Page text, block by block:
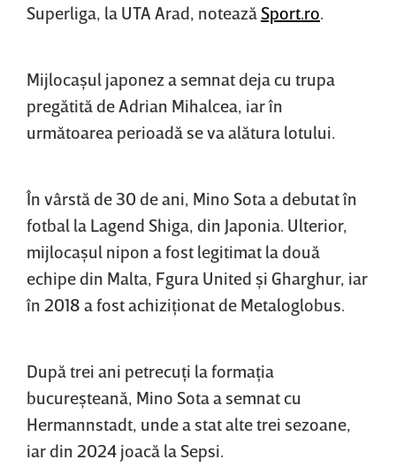
Superliga, la UTA Arad, notează Sport.ro
Mijlocaşul japonez a semnat deja cu trupa
pregătită de Adrian Mihalcea, iar în
următoarea perioadă se va alătura lotului.
În vârstă de 30 de ani, Mino Sota a debutat în
fotbal la Lagend Shiga, din Japonia. Ulterior,
mijlocaşul nipon a fost legitimat la două
echipe din Malta, Fgura United şi Gharghur, iar
în 2018 a fost achiziţionat de Metaloglobus.
După trei ani petrecuţi la formaţia
bucureşteană, Mino Sota a semnat cu
Hermannstadt, unde a stat alte trei sezoane,
iar din 2024 joacă la Sepsi.